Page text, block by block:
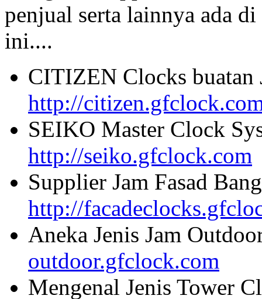
penjual serta lainnya ada
ini....
CITIZEN Clocks buatan
http://
SEIKO Master Clock
http://seiko.gfclock.com
Supplier Jam Fasad
http://
Aneka Jenis Jam
outdoor.gfclock.com
Mengenal Jenis Tower